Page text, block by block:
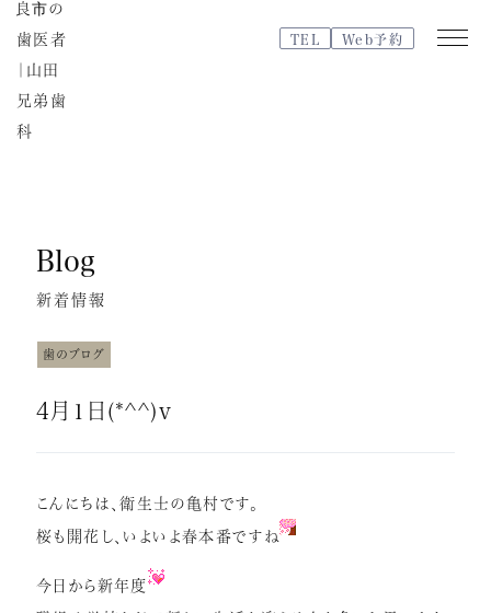
医院紹介
特徴・治療の流れ
スタッフブログ
症例紹介
インプラント
TEL Web予約
Blog
新着情報
歯のブログ
4月1日(*^^)v
こんにちは、衛生士の亀村です。
桜も開花し、いよいよ春本番ですね
今日から新年度